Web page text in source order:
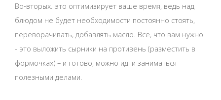
Во-вторых. это оптимизирует ваше время, ведь над
блюдом не будет необходимости постоянно стоять,
переворачивать, добавлять масло. Все, что вам нужно
- это выложить сырники на противень (разместить в
формочках) – и готово, можно идти заниматься
полезными делами.